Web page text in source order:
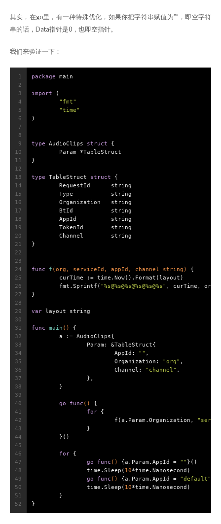
其实，在go里，有一种特殊优化，如果你把字符串赋值为””，即空字符
串的话，Data指针是0，也即空指针。
我们来验证一下：
1
2
3
4
5
6
7
8
9
10
11
12
13
14
15
16
17
18
19
20
21
22
23
24
25
26
27
28
29
30
31
32
33
34
35
36
37
38
39
40
41
42
43
44
45
46
47
48
49
50
51
52
package main
import (
"fmt"
"time"
)
type AudioClips struct {
	Param *TableStruct
}
type TableStruct struct {
	RequestId
string
	Type
string
	Organization
string
	BtId
string
	AppId
string
	TokenId
string
	Channel
string
}
func f (org, serviceId, appId, channel string )
{
	curTime := time.Now().Format(layout)
	fmt.Sprintf(
"%s@%s@%s@%s@%s@%s" , curTime,
}
var layout string
func main ()
{
	a := AudioClips{
		Param: &TableStruct{
			AppId:
"" ,
			Organization:
"org" ,
			Channel:
"channel" ,
		},
	}
go func ()
{
for {
			f(a.Param.Organization,
		}
	}()
for {
go
func () {a.Param.AppId = "" }()
		time.Sleep(
10*time.Nanosecond)
go
func () {a.Param.AppId = "default"
		time.Sleep(
10*time.Nanosecond)
	}
}